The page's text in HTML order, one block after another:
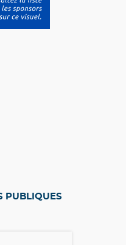
PUBLIQUES